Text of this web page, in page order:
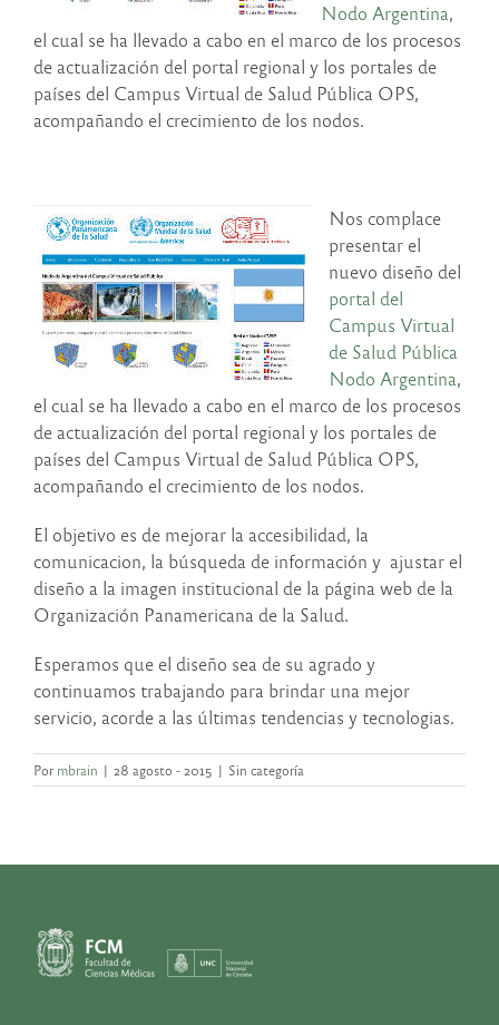
Nodo Argentina,
el cual se ha llevado a cabo en el marco de los procesos
de actualización del portal regional y los portales de
países del Campus Virtual de Salud Pública OPS,
acompañando el crecimiento de los nodos.
Nos complace
presentar el
nuevo diseño del
portal del
Campus Virtual
de Salud Pública
Nodo Argentina,
el cual se ha llevado a cabo en el marco de los procesos
de actualización del portal regional y los portales de
países del Campus Virtual de Salud Pública OPS,
acompañando el crecimiento de los nodos.
El objetivo es de mejorar la accesibilidad, la
comunicacion, la búsqueda de información y ajustar el
diseño a la imagen institucional de la página web de la
Organización Panamericana de la Salud.
Esperamos que el diseño sea de su agrado y
continuamos trabajando para brindar una mejor
servicio, acorde a las últimas tendencias y tecnologias.
Pormbrain | 28 agosto - 2015 | Sin categoría